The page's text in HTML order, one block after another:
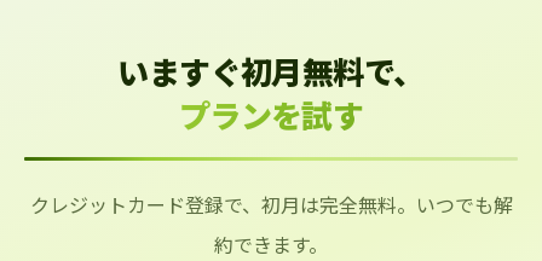
いますぐ初月無料で、
プランを試す
クレジットカード登録で、初月は完全無料。いつでも解
約できます。